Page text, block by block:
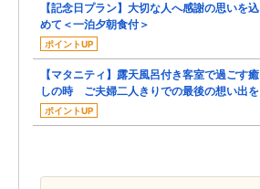
【記念日プラン】大切な人へ感謝の思いを込
めて＜一泊夕朝食付＞
ポイントUP
【マタニティ】露天風呂付き客室で過ごす癒
しの時 ご夫婦二人きりでの最後の想い出を
ポイントUP